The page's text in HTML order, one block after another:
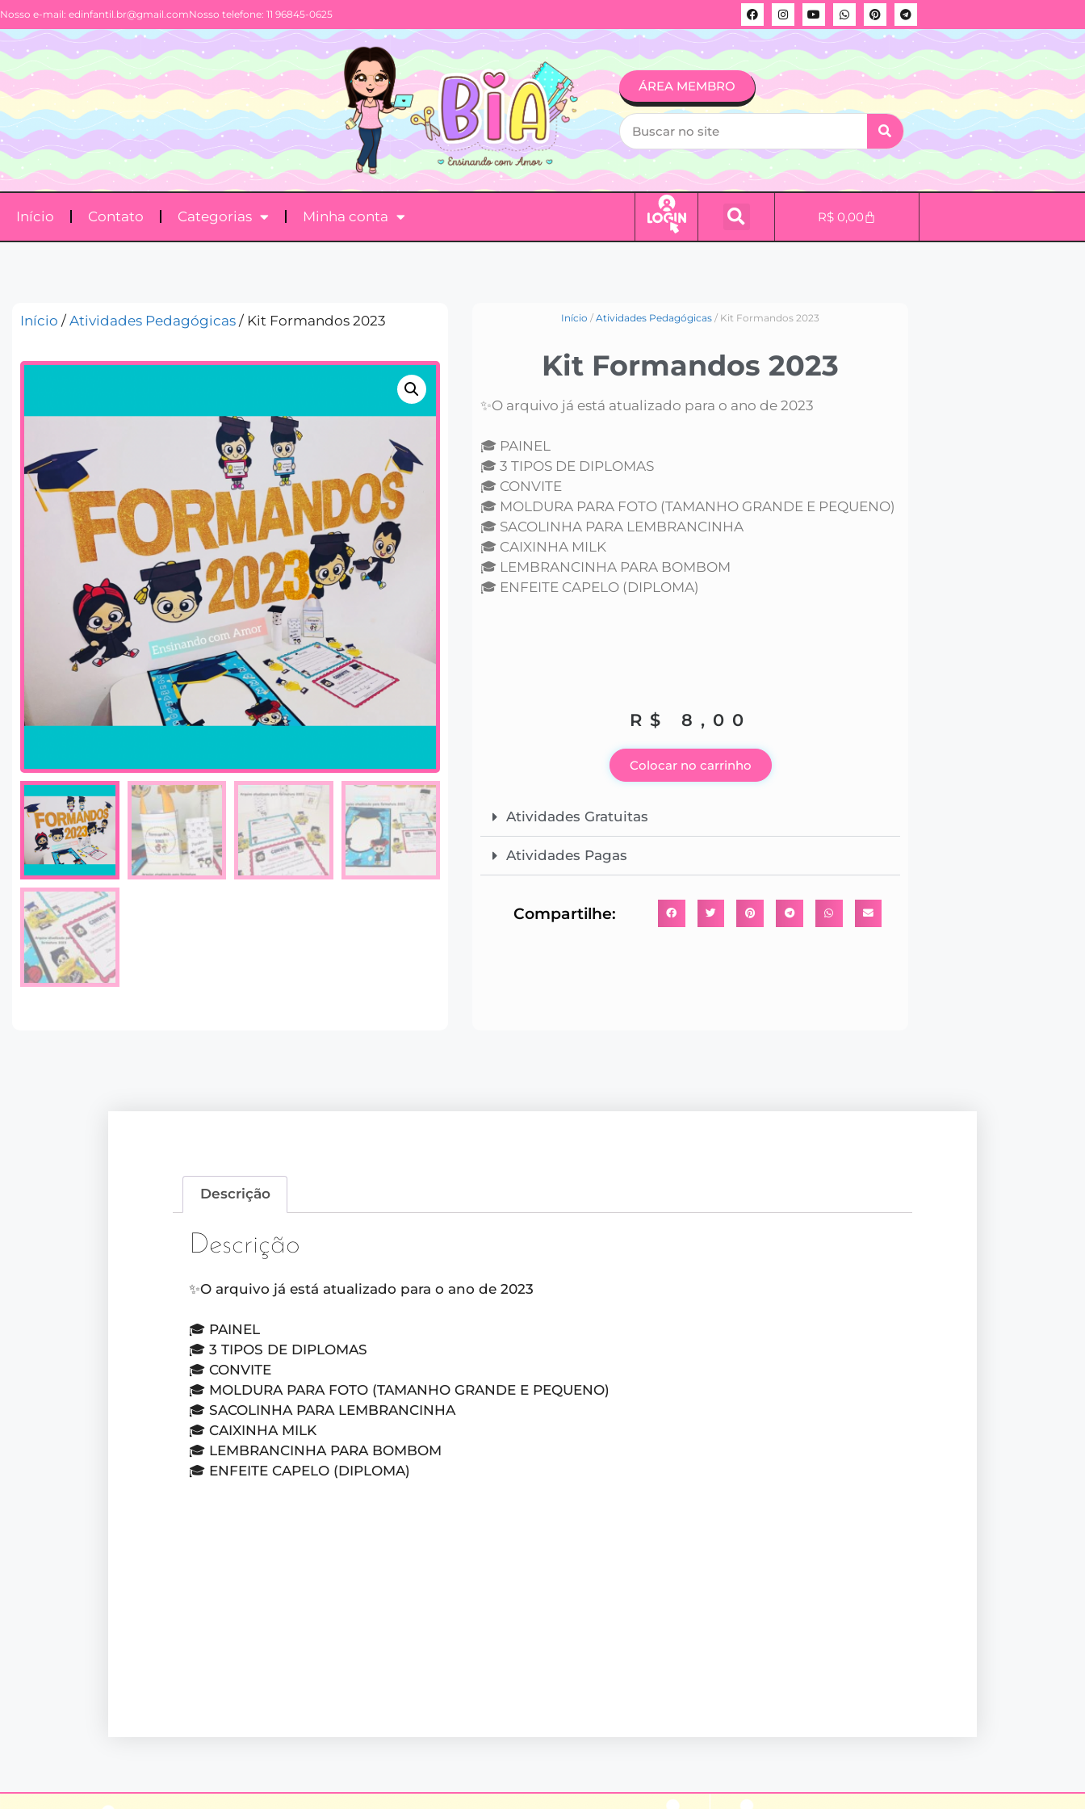
Nosso e-mail: edinfantil.br@gmail.comNosso telefone: 11 96845-0625
ÁREA MEMBRO
Início Contato Categorias Minha conta R$ 0,00
Início / Atividades Pedagógicas / Kit Formandos 2023 Início / Atividades Pedagógicas / Kit Formandos 2023
Kit Formandos 2023
✨O arquivo já está atualizado para o ano de 2023
🎓 PAINEL
🎓 3 TIPOS DE DIPLOMAS
🎓 CONVITE
🎓 MOLDURA PARA FOTO (TAMANHO GRANDE E PEQUENO)
🎓 SACOLINHA PARA LEMBRANCINHA
🎓 CAIXINHA MILK
🎓 LEMBRANCINHA PARA BOMBOM
🎓 ENFEITE CAPELO (DIPLOMA)
R$ 8,00
Colocar no carrinho
Atividades Gratuitas
Atividades Pagas
Compartilhe:
Descrição
Descrição
✨O arquivo já está atualizado para o ano de 2023
🎓 PAINEL
🎓 3 TIPOS DE DIPLOMAS
🎓 CONVITE
🎓 MOLDURA PARA FOTO (TAMANHO GRANDE E PEQUENO)
🎓 SACOLINHA PARA LEMBRANCINHA
🎓 CAIXINHA MILK
🎓 LEMBRANCINHA PARA BOMBOM
🎓 ENFEITE CAPELO (DIPLOMA)